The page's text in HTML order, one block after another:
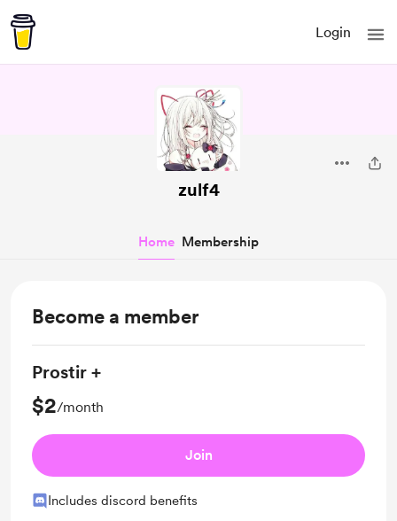
Login
zulf4
Home Membership
Become a member
Prostir +
$2/month
Join
Includes discord benefits